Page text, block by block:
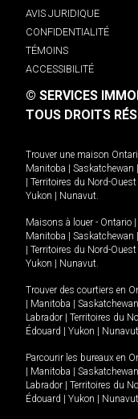
AVIS JURIDIQUE
CONFIDENTIALITÉ
TÉMOINS
ACCESSIBILITÉ
© SERVICES
TOUS DROITS
Trouver une maison
Manitoba
Saskatchewan
Territoires du Nord-Ouest
Yukon
Nunavut.
Maisons à louer - Ontario
Manitoba
Saskatchewan
Territoires du Nord-Ouest
Yukon
Nunavut.
Trouver des courtiers en
Manitoba Saskatchewan
Labrador
Territoires du
Édouard
Yukon Nunavut
Parcourir les bureaux en
Manitoba Saskatchewan
Labrador
Territoires du
Édouard
Yukon Nunavut